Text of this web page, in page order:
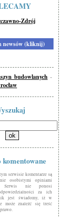
Zdrój
newsów (kliknij)
budowlanych -
serwisie komentarze są
osobistymi opiniami
Serwis nie ponosi
za ich
jest świadomy, iż w
może znaleźć się treść